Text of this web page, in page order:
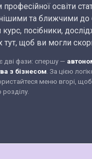
професійної освіти
та ближчими до
посібники,
тут, щоб ви могли
дві фази: спершу —
з бізнесом. За цією
меню вгорі,
розділу.